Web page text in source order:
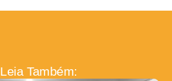
Leia Também: